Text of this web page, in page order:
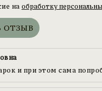
на обработку
ОТЗЫВ
и при этом сама